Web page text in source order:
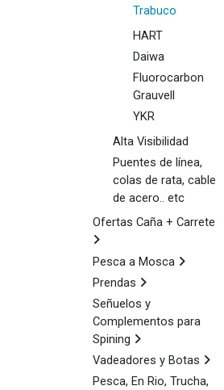
Trabuco
HART
Daiwa
Fluorocarbon
Grauvell
YKR
Alta Visibilidad
Puentes de línea,
colas de rata, cable
de acero.. etc
Ofertas Caña + Carrete
Pesca a Mosca
Prendas
Señuelos y
Complementos para
Spining
Vadeadores y Botas
Pesca, En Rio, Trucha,